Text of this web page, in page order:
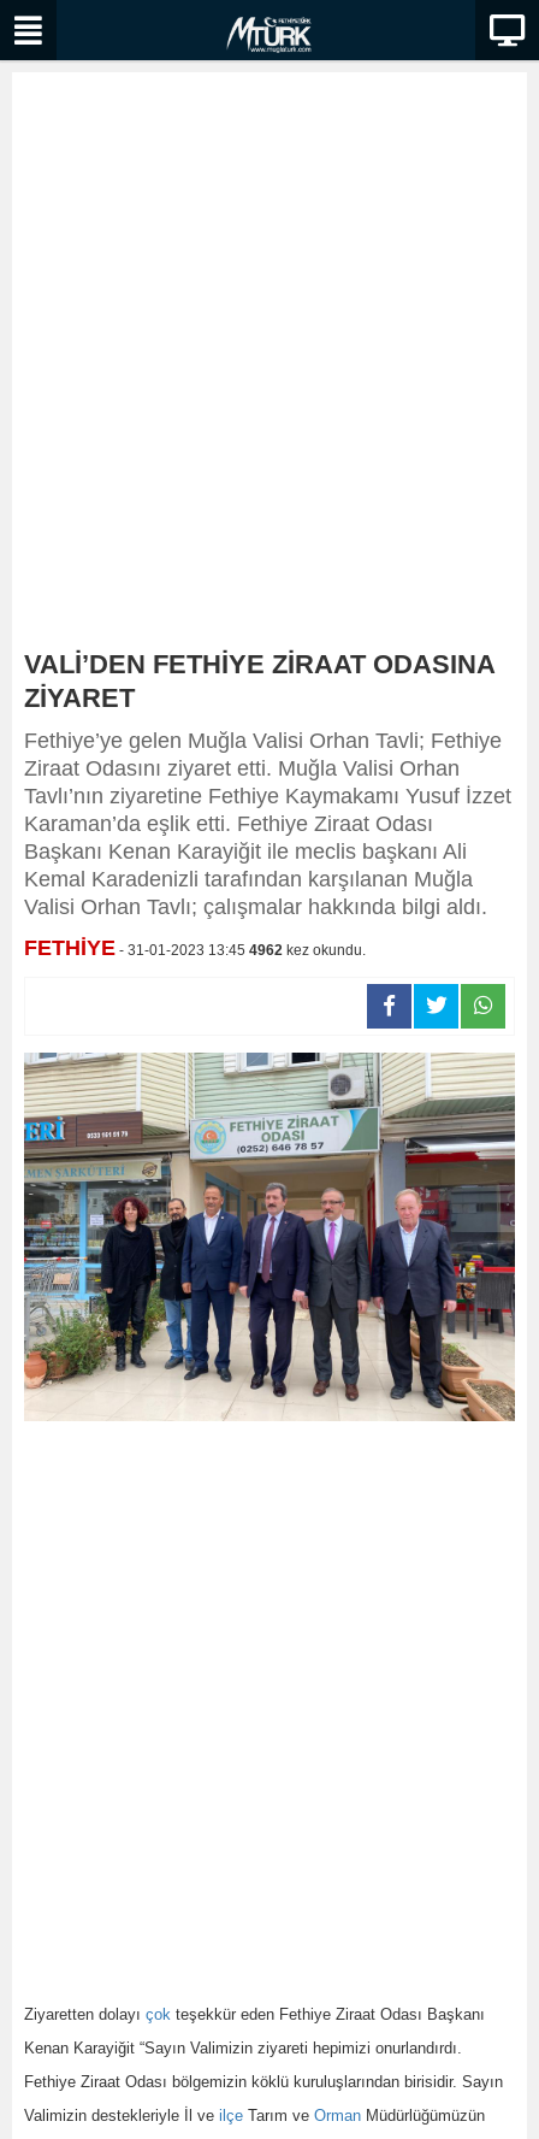
VALİ’DEN FETHİYE ZİRAAT ODASINA
ZİYARET
Fethiye’ye gelen Muğla Valisi Orhan Tavli; Fethiye
Ziraat Odasını ziyaret etti. Muğla Valisi Orhan
Tavlı’nın ziyaretine Fethiye Kaymakamı Yusuf İzzet
Karaman’da eşlik etti. Fethiye Ziraat Odası
Başkanı Kenan Karayiğit ile meclis başkanı Ali
Kemal Karadenizli tarafından karşılanan Muğla
Valisi Orhan Tavlı; çalışmalar hakkında bilgi aldı.
FETHİYE - 31-01-2023 13:45 4962 kez okundu.
Ziyaretten dolayı çok teşekkür eden Fethiye Ziraat Odası Başkanı
Kenan Karayiğit “Sayın Valimizin ziyareti hepimizi onurlandırdı.
Fethiye Ziraat Odası bölgemizin köklü kuruluşlarından birisidir. Sayın
Valimizin destekleriyle İl ve ilçe Tarım ve Orman Müdürlüğümüzün